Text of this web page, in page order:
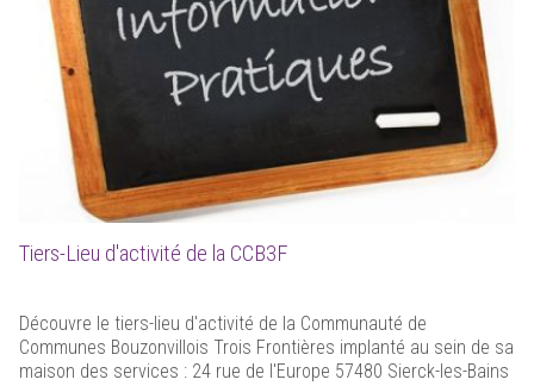
Tiers-Lieu d'activité de la CCB3F
Découvre le tiers-lieu d'activité de la Communauté de
Communes Bouzonvillois Trois Frontières implanté au sein de sa
maison des services : 24 rue de l'Europe 57480 Sierck-les-Bains